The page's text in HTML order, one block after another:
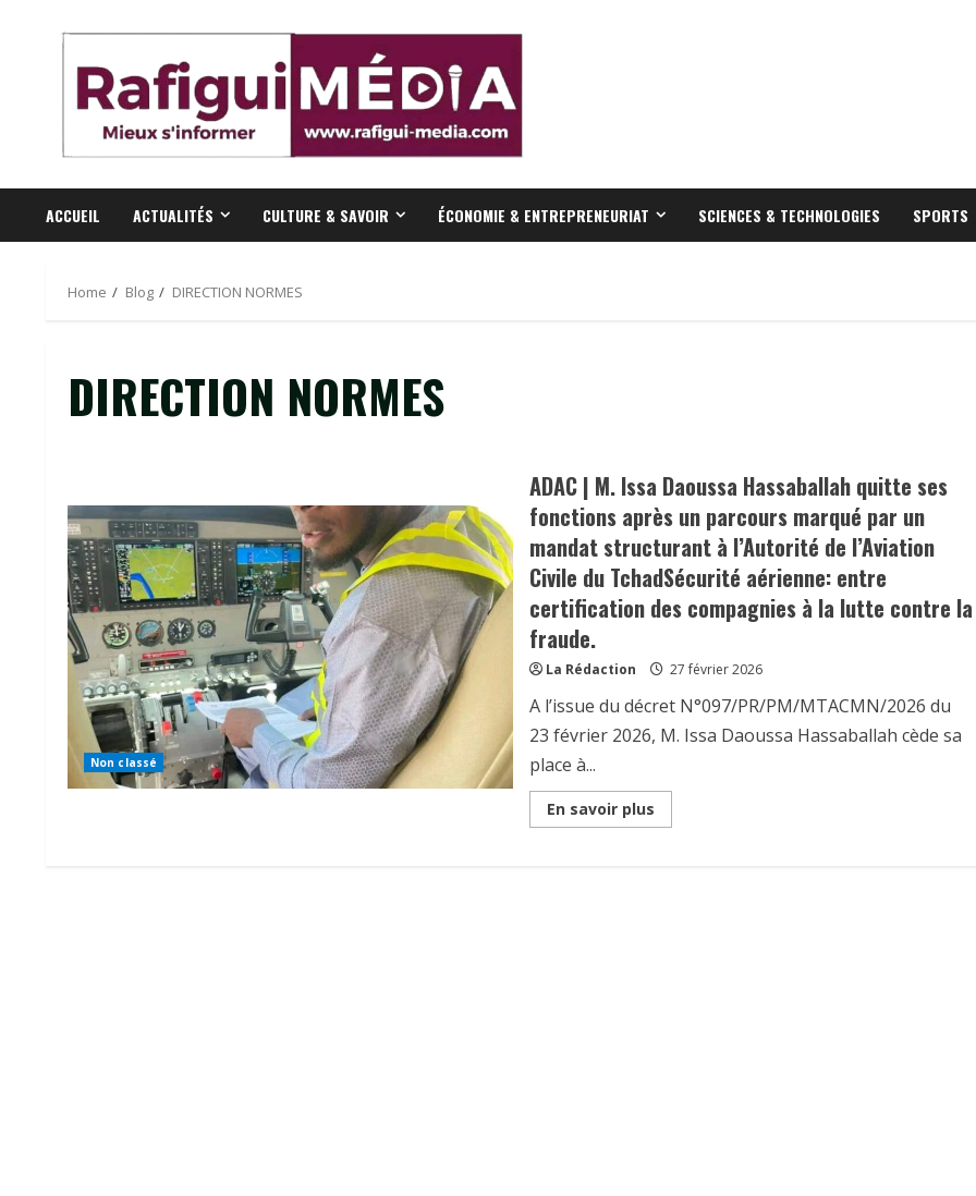
ACCUEIL ACTUALITÉS CULTURE & SAVOIR ÉCONOMIE & ENTREPRENEURIAT SCIENCES & TECHNOLOGIES SPORTS
Home Blog DIRECTION NORMES
DIRECTION NORMES
Non classé
ADAC | M. Issa Daoussa Hassaballah quitte ses
fonctions après un parcours marqué par un
mandat structurant à l’Autorité de l’Aviation
Civile du TchadSécurité aérienne: entre
certification des compagnies à la lutte contre la
fraude.
La Rédaction 27 février 2026
A l’issue du décret N°097/PR/PM/MTACMN/2026 du
23 février 2026, M. Issa Daoussa Hassaballah cède sa
place à...
En savoir plusRead
more